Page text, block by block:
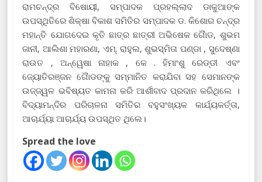
ରାମଚନ୍ଦ୍ର ବିଷୋୟୀ, ସମ୍ପାଦକ ପ୍ରହଲ୍ଲାଦ ଡାକୁଆଙ୍କ
ଉପସ୍ଥିତିରେ ଶିକ୍ଷା ବିକାଶ ସମିତିର ସମ୍ପାଦକ ଡ. କିଶୋର ଚନ୍ଦ୍ର
ମହାନ୍ତି ଯୋଗଦେଇ କୃତି ଛାତ୍ର ଛାତ୍ରୀ ଅଭିଷେକ ଗୈାଡ, ଶୁଭମ
ଜାନୀ, ଆଲିଶା ମହାରଣା, ଏମ୍. ରାହୁଲ, ଶୁଭସ୍ମିତା ପଣ୍ଡା , ସୁଦେଷ୍ଣା
ରାଉତ , ଅନ୍ୱେଷା ନାହାକ , କେ . ହିମାଂଶୁ ରେଡ୍ଡୀ ଏବଂ
ଜ୍ୟୋତିରଞ୍ଜନ ଗୈାଡଙ୍କୁ ସମ୍ମାନିତ କରାଯିବା ସହ ସେମାନଙ୍କ
ଉଜ୍ଜ୍ୱଳ ଭବିଷ୍ୟତ କାମନା କରି ଆର୍ଶୀବାଦ ପ୍ରଦାନ କରିଥିଲେ ।
ବିଦ୍ୟାମନ୍ଦିର ପରିଚାଳନା ସମିତିର ବହୁସଂଖ୍ୟକ କାର୍ଯ୍ୟକର୍ତ୍ତା,
ଆଚାର୍ଯ୍ୟା ଆଚାର୍ଯ୍ୟ ଉପସ୍ଥିତ ଥିଲେ।
Spread the love